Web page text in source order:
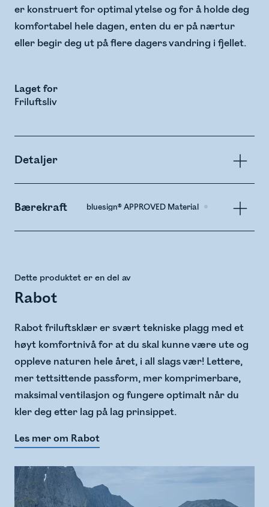
er konstruert for optimal ytelse og for å holde deg
komfortabel hele dagen, enten du er på nærtur
eller begir deg ut på flere dagers vandring i fjellet.
Laget for
Friluftsliv
Detaljer
Bærekraft bluesign® APPROVED Material Recycled
Dette produktet er en del av
Rabot
Rabot friluftsklær er svært tekniske plagg med et
høyt komfortnivå for at du skal kunne være ute og
oppleve naturen hele året, i all slags vær! Lettere,
mer tettsittende passform, mer komprimerbare,
maksimal ventilasjon og fungere optimalt når du
kler deg etter lag på lag prinsippet.
Les mer om Rabot